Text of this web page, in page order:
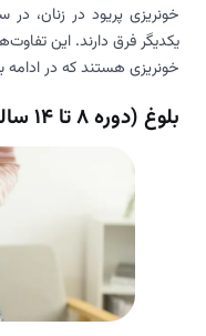
خونریزی پریود در زنان،
یکدیگر فرق دارند. این
خونریزی هستند که در ادامه
بلوغ (دوره 8 تا 14 سالگی)